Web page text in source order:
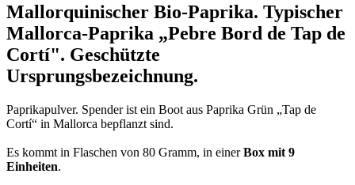
Mallorquinischer Bio-Paprika. Typischer
Mallorca-Paprika „Pebre Bord de Tap de
Cortí". Geschützte
Ursprungsbezeichnung.
Paprikapulver. Spender ist ein Boot aus Paprika Grün „Tap de
Cortí“ in Mallorca bepflanzt sind.
Es kommt in Flaschen von 80 Gramm, in einerBox mit 9
Einheiten.